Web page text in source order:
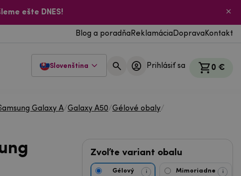
ešte DNES!
Blog a poradňa Reklamácia Doprava Kontakt
Slovenština Prihlásiť sa 0 €
Galaxy A/Galaxy A50/Gélové obaly/
Zvoľte variant obalu
Gélový
i
Mimoriadne
i